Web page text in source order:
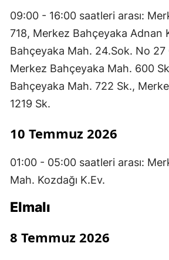
09:00 - 16:00 saatleri arası:
718, Merkez Bahçeyaka Adnan
Bahçeyaka Mah. 24.Sok. No
Merkez Bahçeyaka Mah. 600
Bahçeyaka Mah. 722 Sk.,
1219 Sk.
10 Temmuz 2026
01:00 - 05:00 saatleri arası:
Mah. Kozdağı K.Ev.
Elmalı
8 Temmuz 2026